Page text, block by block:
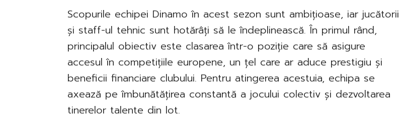
Scopurile echipei Dinamo în acest sezon sunt ambițioase, iar jucătorii
și staff-ul tehnic sunt hotărâți să le îndeplinească. În primul rând,
principalul obiectiv este clasarea într-o poziție care să asigure
accesul în competițiile europene, un țel care ar aduce prestigiu și
beneficii financiare clubului. Pentru atingerea acestuia, echipa se
axează pe îmbunătățirea constantă a jocului colectiv și dezvoltarea
tinerelor talente din lot.